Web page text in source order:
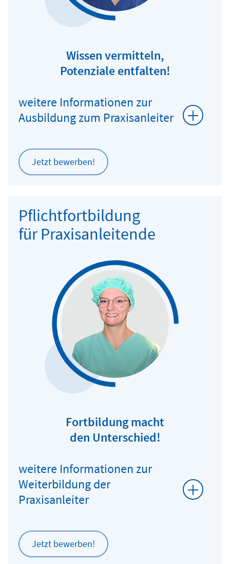
Wissen vermitteln,
Potenziale entfalten!
weitere Informationen zur
Ausbildung zum Praxisanleiter
Jetzt bewerben!
Pflichtfortbildung
für Praxisanleitende
Fortbildung macht
den Unterschied!
weitere Informationen zur
Weiterbildung der
Praxisanleiter
Jetzt bewerben!